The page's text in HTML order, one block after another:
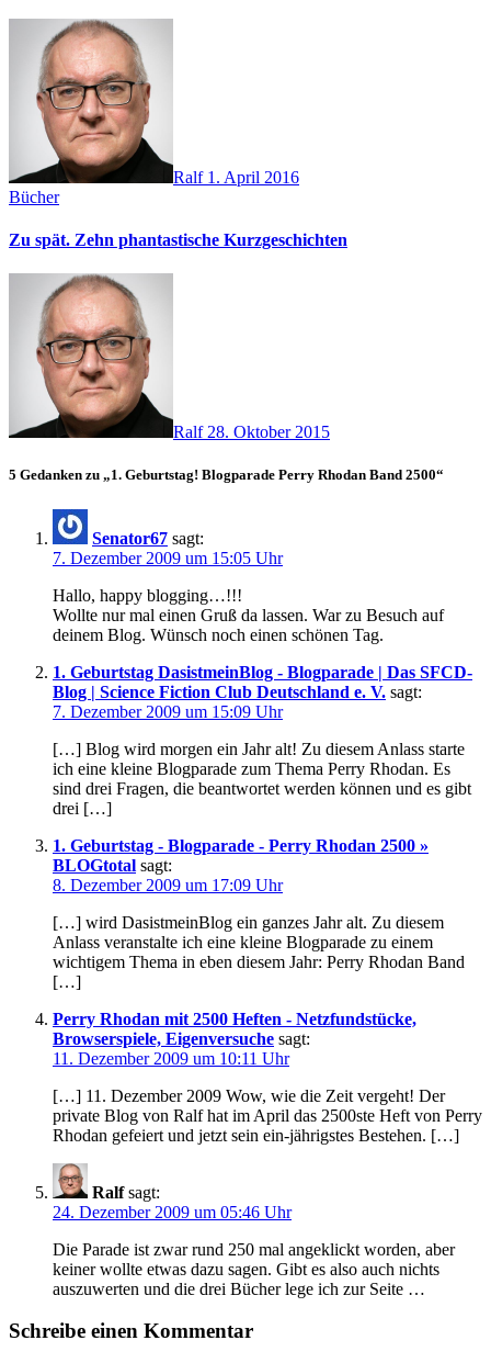
Ralf 1. April 2016
Bücher
Zu spät. Zehn phantastische Kurzgeschichten
Ralf 28. Oktober 2015
5 Gedanken zu „1. Geburtstag! Blogparade Perry Rhodan Band 2500“
Senator67 sagt:
7. Dezember 2009 um 15:05 Uhr
Hallo, happy blogging…!!!
Wollte nur mal einen Gruß da lassen. War zu Besuch auf
deinem Blog. Wünsch noch einen schönen Tag.
1. Geburtstag DasistmeinBlog - Blogparade | Das SFCD-
Blog | Science Fiction Club Deutschland e. V. sagt:
7. Dezember 2009 um 15:09 Uhr
[…] Blog wird morgen ein Jahr alt! Zu diesem Anlass starte
ich eine kleine Blogparade zum Thema Perry Rhodan. Es
sind drei Fragen, die beantwortet werden können und es gibt
drei […]
1. Geburtstag - Blogparade - Perry Rhodan 2500 »
BLOGtotal sagt:
8. Dezember 2009 um 17:09 Uhr
[…] wird DasistmeinBlog ein ganzes Jahr alt. Zu diesem
Anlass veranstalte ich eine kleine Blogparade zu einem
wichtigem Thema in eben diesem Jahr: Perry Rhodan Band
[…]
Perry Rhodan mit 2500 Heften - Netzfundstücke,
Browserspiele, Eigenversuche sagt:
11. Dezember 2009 um 10:11 Uhr
[…] 11. Dezember 2009 Wow, wie die Zeit vergeht! Der
private Blog von Ralf hat im April das 2500ste Heft von Perry
Rhodan gefeiert und jetzt sein ein-jährigstes Bestehen. […]
Ralf sagt:
24. Dezember 2009 um 05:46 Uhr
Die Parade ist zwar rund 250 mal angeklickt worden, aber
keiner wollte etwas dazu sagen. Gibt es also auch nichts
auszuwerten und die drei Bücher lege ich zur Seite …
Schreibe einen Kommentar